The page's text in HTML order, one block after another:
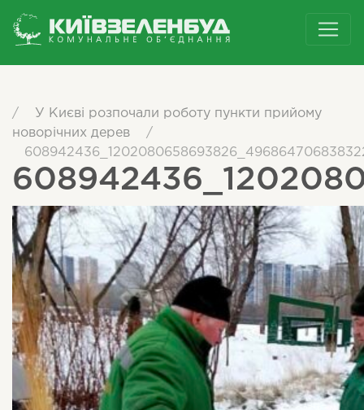
/
У Києві розпочали роботу пункти прийому
новорічних дерев
/